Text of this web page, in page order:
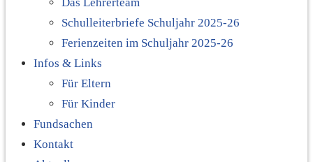
Schulleiterbriefe Schuljahr 2025-26
Ferienzeiten im Schuljahr 2025-26
Infos & Links
Für Eltern
Für Kinder
Fundsachen
Kontakt